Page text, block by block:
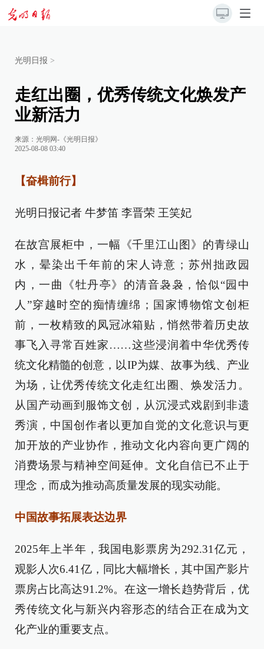
光明日报 >
走红出圈，优秀传统文化焕发产
业新活力
来源： 光明网-《光明日报》
2025-08-08 03:40
【奋楫前行】
光明日报记者 牛梦笛 李晋荣 王笑妃
在故宫展柜中，一幅《千里江山图》的青绿山
水，晕染出千年前的宋人诗意；苏州拙政园
内，一曲《牡丹亭》的清音袅袅，恰似“园中
人”穿越时空的痴情缠绵；国家博物馆文创柜
前，一枚精致的凤冠冰箱贴，悄然带着历史故
事飞入寻常百姓家……这些浸润着中华优秀传
统文化精髓的创意，以IP为媒、故事为线、产业
为场，让优秀传统文化走红出圈、焕发活力。
从国产动画到服饰文创，从沉浸式戏剧到非遗
秀演，中国创作者以更加自觉的文化意识与更
加开放的产业协作，推动文化内容向更广阔的
消费场景与精神空间延伸。文化自信已不止于
理念，而成为推动高质量发展的现实动能。
中国故事拓展表达边界
2025年上半年，我国电影票房为292.31亿元，
观影人次6.41亿，同比大幅增长，其中国产影片
票房占比高达91.2%。在这一增长趋势背后，优
秀传统文化与新兴内容形态的结合正在成为文
化产业的重要支点。